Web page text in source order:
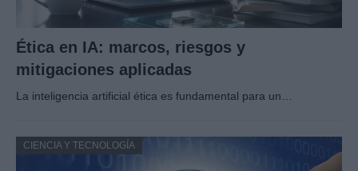
Ética en IA: marcos, riesgos y
mitigaciones aplicadas
La inteligencia artificial ética es fundamental para un…
CIENCIA Y TECNOLOGÍA